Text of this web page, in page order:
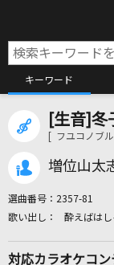
キーワード
[生音]冬
[ フユコノブ
増位山太
選曲番号： 2357-81
酔えばは
対応カラオケコン